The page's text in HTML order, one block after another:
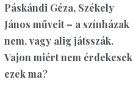
Páskándi Géza, Székely
János műveit – a színházak
nem, vagy alig játsszák.
Vajon miért nem érdekesek
ezek ma?